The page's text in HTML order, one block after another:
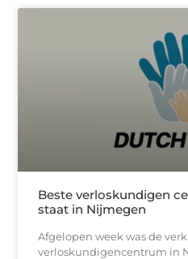
Beste verloskundigen
staat in Nijmegen
Afgelopen week was de
verloskundigencentrum in